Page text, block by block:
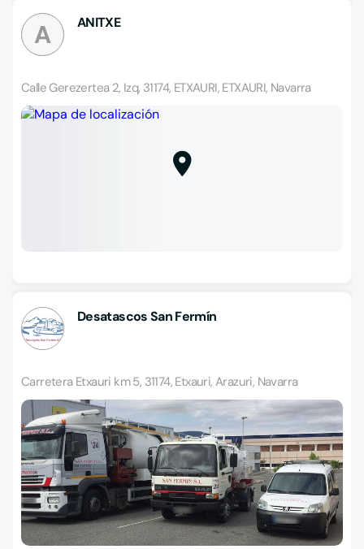
A ANITXE
Calle Gerezertea 2, Izq, 31174, ETXAURI, ETXAURI, Navarra
Desatascos San Fermín
Carretera Etxauri km 5, 31174, Etxauri, Arazuri, Navarra